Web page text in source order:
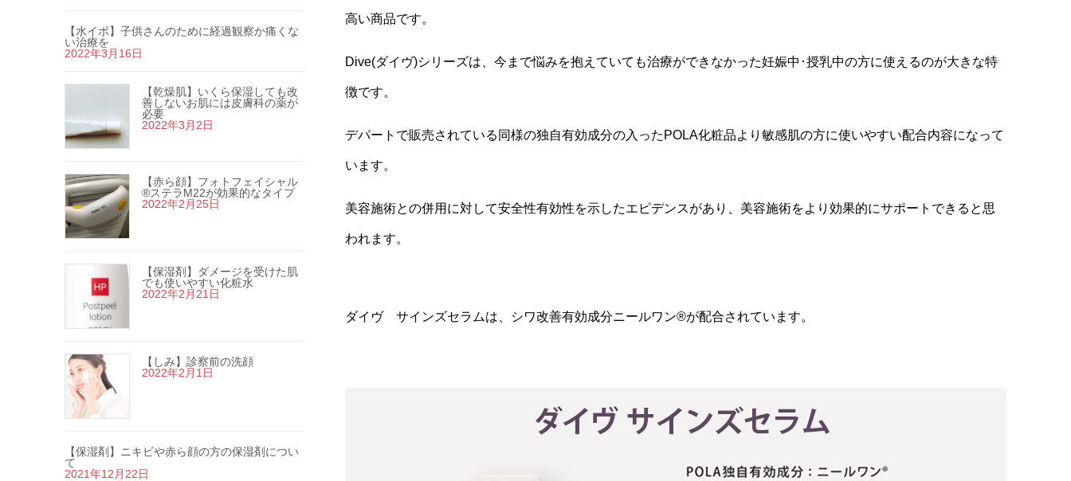
高い商品です。
Dive(ダイヴ)シリーズは、今まで悩みを抱えていても治療ができなかった妊娠中･授乳中の方に使えるのが大きな特
徴です。
デパートで販売されている同様の独自有効成分の入ったPOLA化粧品より敏感肌の方に使いやすい配合内容になって
います。
美容施術との併用に対して安全性有効性を示したエピデンスがあり、美容施術をより効果的にサポートできると思
われます。
ダイヴ サインズセラムは、シワ改善有効成分ニールワン®が配合されています。
【水イボ】子供さんのために経過観察か痛くな
い治療を
2022年3月16日
【乾燥肌】いくら保湿しても改
善しないお肌には皮膚科の薬が
必要
2022年3月2日
【赤ら顔】フォトフェイシャル
®ステラM22が効果的なタイプ
2022年2月25日
【保湿剤】ダメージを受けた肌
でも使いやすい化粧水
2022年2月21日
【しみ】診察前の洗顔
2022年2月1日
【保湿剤】ニキビや赤ら顔の方の保湿剤につい
て
2021年12月22日